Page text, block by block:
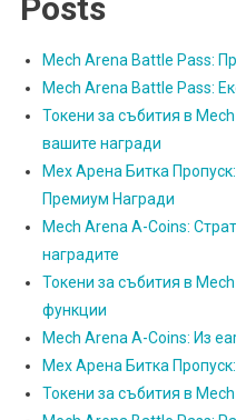
Posts
Mech Arena Battle Pass:
Mech Arena Battle Pass:
Токени за събития в
вашите награди
Мех Арена Битка
Премиум Награди
Mech Arena A-Coins:
наградите
Токени за събития в
функции
Mech Arena A-Coins: Из
Мех Арена Битка
Токени за събития в